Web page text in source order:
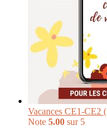
Vacances CE1-CE2
Note 5.00 sur 5